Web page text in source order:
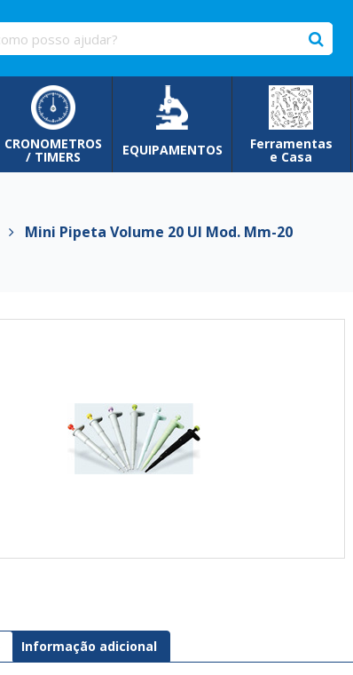
CRONOMETROS
/ TIMERS EQUIPAMENTOS Ferramentas
e Casa
Mini Pipeta Volume 20 Ul Mod. Mm-20
Informação adicional